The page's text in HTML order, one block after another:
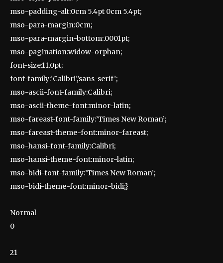
mso-padding-alt:0cm 5.4pt 0cm 5.4pt;
mso-para-margin:0cm;
mso-para-margin-bottom:.0001pt;
mso-pagination:widow-orphan;
font-size:11.0pt;
font-family:’Calibri’,’sans-serif’;
mso-ascii-font-family:Calibri;
mso-ascii-theme-font:minor-latin;
mso-fareast-font-family:’Times New Roman’;
mso-fareast-theme-font:minor-fareast;
mso-hansi-font-family:Calibri;
mso-hansi-theme-font:minor-latin;
mso-bidi-font-family:’Times New Roman’;
mso-bidi-theme-font:minor-bidi;}
Normal
0
21